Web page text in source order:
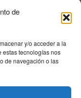
de
y/o acceder a la
estas tecnologías nos
de navegación o las
|DNSH|Trabaja con